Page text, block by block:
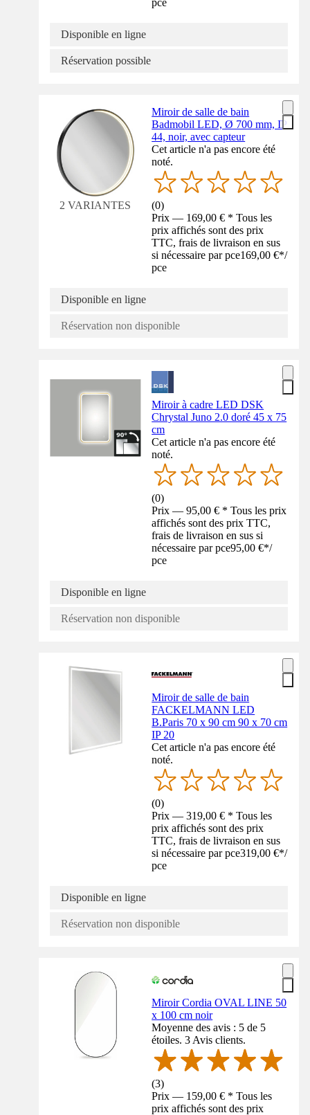
pce
Disponible en ligne
Réservation possible
2 VARIANTES
Miroir de salle de bain
Badmobil LED, Ø 700 mm, IP
44, noir, avec capteur
Cet article n'a pas encore été
noté.
(0)
Prix — 169,00 € * Tous les
prix affichés sont des prix
TTC, frais de livraison en sus
si nécessaire par pce169,00 €*/
pce
Disponible en ligne
Réservation non disponible
Miroir à cadre LED DSK
Chrystal Juno 2.0 doré 45 x 75
cm
Cet article n'a pas encore été
noté.
(0)
Prix — 95,00 € * Tous les prix
affichés sont des prix TTC,
frais de livraison en sus si
nécessaire par pce95,00 €*/
pce
Disponible en ligne
Réservation non disponible
Miroir de salle de bain
FACKELMANN LED
B.Paris 70 x 90 cm 90 x 70 cm
IP 20
Cet article n'a pas encore été
noté.
(0)
Prix — 319,00 € * Tous les
prix affichés sont des prix
TTC, frais de livraison en sus
si nécessaire par pce319,00 €*/
pce
Disponible en ligne
Réservation non disponible
Miroir Cordia OVAL LINE 50
x 100 cm noir
Moyenne des avis : 5 de 5
étoiles. 3 Avis clients.
(3)
Prix — 159,00 € * Tous les
prix affichés sont des prix